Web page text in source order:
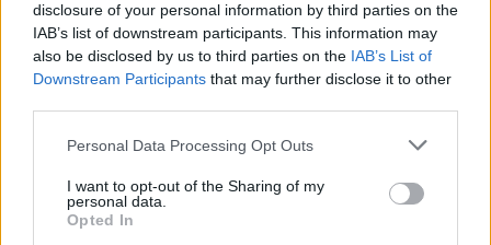
disclosure of your personal information by third parties on the
IAB’s list of downstream participants. This information may
also be disclosed by us to third parties on the IAB’s List of
Downstream Participants that may further disclose it to other
Please note that this website/app uses one or more Google
not limited to your visit or usage behaviour. You may click to
grant or deny consent to Google and its third-party tags to
use your data for below specified purposes in below Google
Personal Data Processing Opt Outs
I want to opt-out of the Sharing of my
personal data.
Opted In
A készüléken Android 4.2.2 Jelly Bean teljesít
szolgálatot, amit remélhetőleg fognak frissíteni
szépségével, és kezelhetőségével. Ez is teljesen
ugyanolyan, mint a One esetében. Megkapjuk a
nagy újítás BlingFeedet is, ami személy szerint az
egyik legjobb feature, amit nyújthat egy készülék.